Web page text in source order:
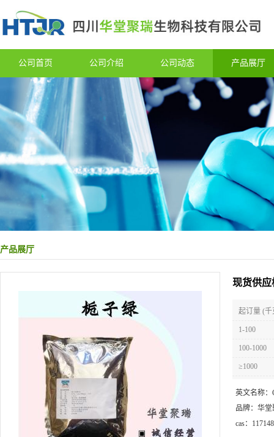
公司首页 公司介绍 公司动态 产品展厅
产品展厅
现货供应
起订量 (千
1-100
100-1000
≥1000
英文名称：
品牌： 华堂
cas：